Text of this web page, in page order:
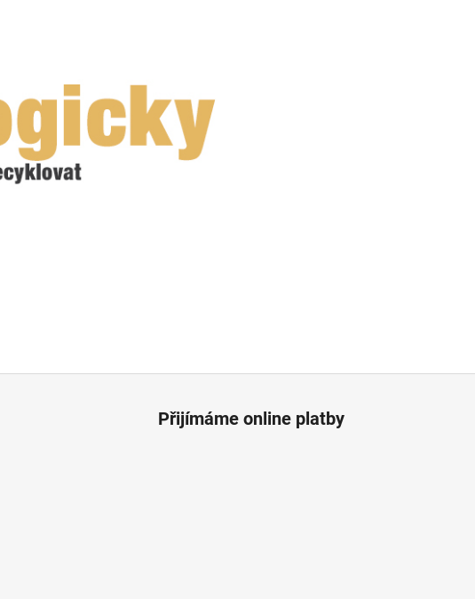
Přijímáme online platby